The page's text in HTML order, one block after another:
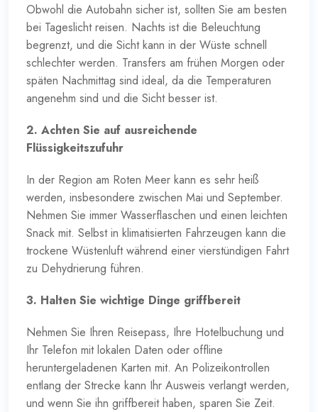
Obwohl die Autobahn sicher ist, sollten Sie am besten
bei Tageslicht reisen. Nachts ist die Beleuchtung
begrenzt, und die Sicht kann in der Wüste schnell
schlechter werden. Transfers am frühen Morgen oder
späten Nachmittag sind ideal, da die Temperaturen
angenehm sind und die Sicht besser ist.
2. Achten Sie auf ausreichende
Flüssigkeitszufuhr
In der Region am Roten Meer kann es sehr heiß
werden, insbesondere zwischen Mai und September.
Nehmen Sie immer Wasserflaschen und einen leichten
Snack mit. Selbst in klimatisierten Fahrzeugen kann die
trockene Wüstenluft während einer vierstündigen Fahrt
zu Dehydrierung führen.
3. Halten Sie wichtige Dinge griffbereit
Nehmen Sie Ihren Reisepass, Ihre Hotelbuchung und
Ihr Telefon mit lokalen Daten oder offline
heruntergeladenen Karten mit. An Polizeikontrollen
entlang der Strecke kann Ihr Ausweis verlangt werden,
und wenn Sie ihn griffbereit haben, sparen Sie Zeit.